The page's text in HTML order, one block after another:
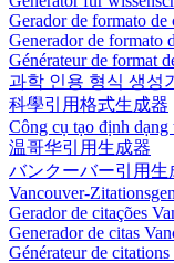
Gerador de formato de
Generador de formato
Générateur de format
과학 인용 형식 생성기
科學引用格式生成器
Công cụ tạo định
温哥华引用生成器
バンクーバー引用生
Vancouver-
Gerador de citações
Generador de citas
Générateur de